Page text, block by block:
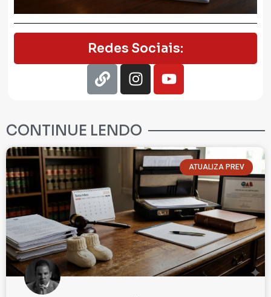
Redes Sociais:
CONTINUE LENDO
ATUALIZA PREV